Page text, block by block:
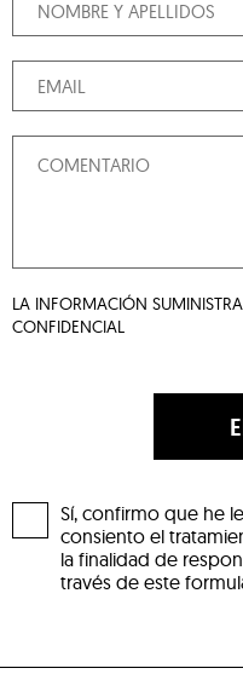
LA INFORMACIÓN
CONFIDENCIAL
Sí, confirmo que he
consiento el
la finalidad de
través de este